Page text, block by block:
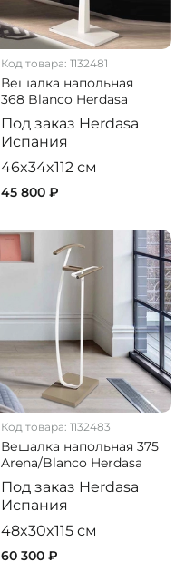
Код товара: 1132481
Вешалка напольная
368 Blanco Herdasa
Под заказ Herdasa
Испания
46x34x112 см
45 800 ₽
Код товара: 1132483
Вешалка напольная 375
Arena/Blanco Herdasa
Под заказ Herdasa
Испания
48x30x115 см
60 300 ₽